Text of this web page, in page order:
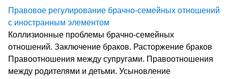
Правовое регулирование брачно-семейных отношений
с иностранным элементом
Коллизионные проблемы брачно-семейных
отношений. Заключение браков. Расторжение браков
Правоотношения между супругами. Правоотношения
между родителями и детьми. Усыновление